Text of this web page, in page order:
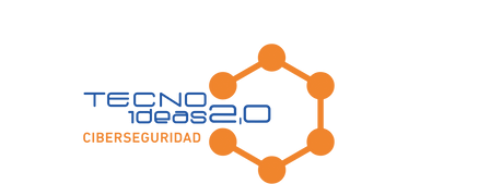
BLOG TECNOIDEAS
Noticias tecnológicas.